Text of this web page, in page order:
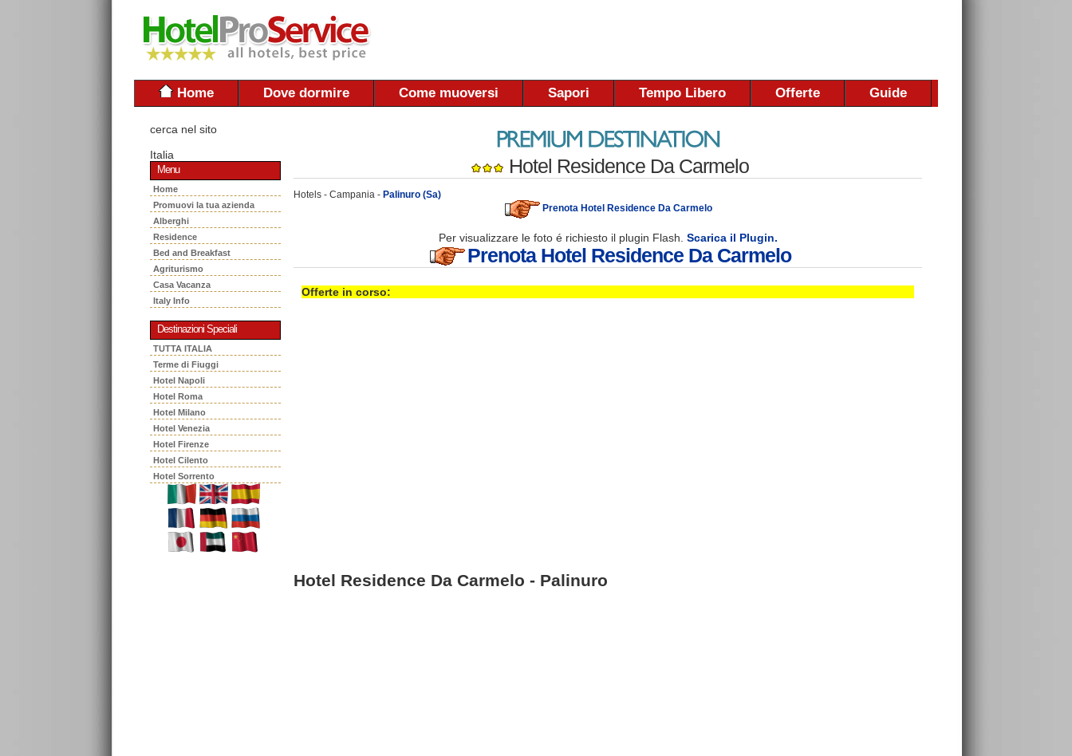
Home Dove dormire Come muoversi Sapori Tempo Libero Offerte Guide
cerca nel sito
Italia
Menu
Home
Promuovi la tua azienda
Alberghi
Residence
Bed and Breakfast
Agriturismo
Casa Vacanza
Italy Info
Destinazioni Speciali
TUTTA ITALIA
Terme di Fiuggi
Hotel Napoli
Hotel Roma
Hotel Milano
Hotel Venezia
Hotel Firenze
Hotel Cilento
Hotel Sorrento
Hotel Residence Da Carmelo
Hotels - Campania - Palinuro (Sa)
Prenota Hotel Residence Da Carmelo
Per visualizzare le foto é richiesto il plugin Flash. Scarica il Plugin.
Prenota Hotel Residence Da Carmelo
Offerte in corso:
Hotel Residence Da Carmelo - Palinuro